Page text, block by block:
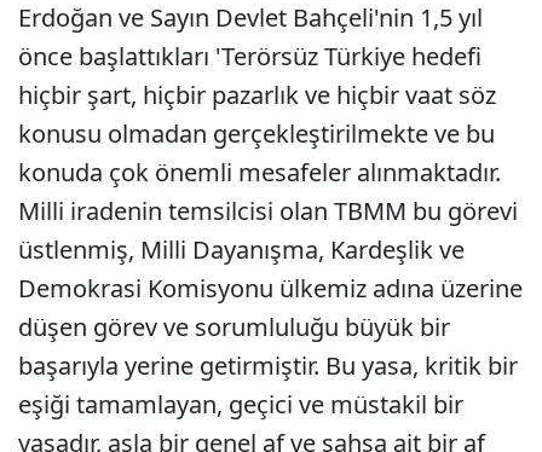
Erdoğan ve Sayın Devlet Bahçeli'nin 1,5 yıl
önce başlattıkları 'Terörsüz Türkiye hedefi
hiçbir şart, hiçbir pazarlık ve hiçbir vaat söz
konusu olmadan gerçekleştirilmekte ve bu
konuda çok önemli mesafeler alınmaktadır.
Milli iradenin temsilcisi olan TBMM bu görevi
üstlenmiş, Milli Dayanışma, Kardeşlik ve
Demokrasi Komisyonu ülkemiz adına üzerine
düşen görev ve sorumluluğu büyük bir
başarıyla yerine getirmiştir. Bu yasa, kritik bir
eşiği tamamlayan, geçici ve müstakil bir
yasadır, asla bir genel af ve şahsa ait bir af